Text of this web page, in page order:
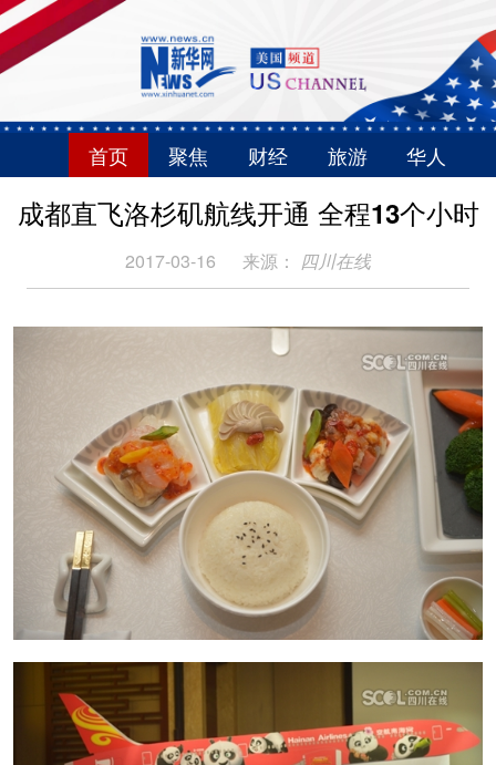
首页 聚焦 财经 旅游 华人
成都直飞洛杉矶航线开通 全程13个小时
2017-03-16 来源： 四川在线